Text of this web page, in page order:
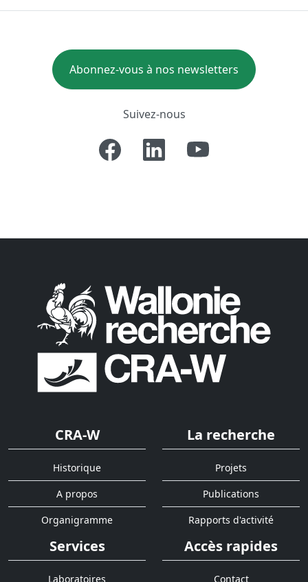
Abonnez-vous à nos newsletters
Suivez-nous
CRA-W
Historique
A propos
Organigramme
La recherche
Projets
Publications
Rapports d'activité
Services
Laboratoires
Accès rapides
Contact